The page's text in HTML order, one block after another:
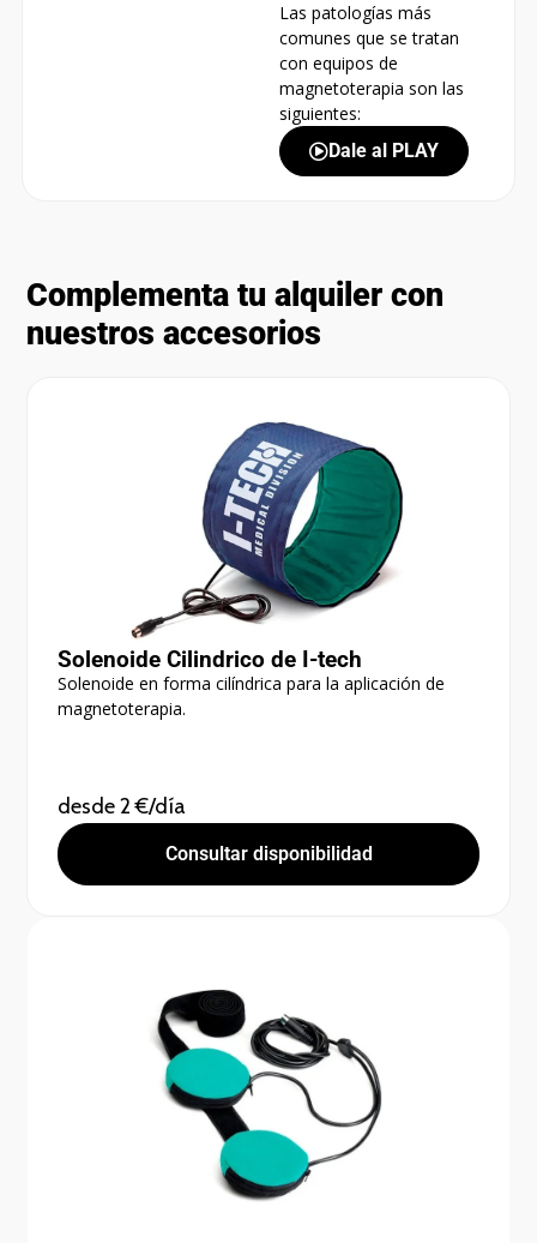
Las patologías más
comunes que se tratan
con equipos de
magnetoterapia son las
siguientes:
Dale al PLAY
Complementa tu alquiler con
nuestros accesorios
Solenoide Cilindrico de I-tech
Solenoide en forma cilíndrica para la aplicación de
magnetoterapia.
desde 2 €/día
Consultar disponibilidad